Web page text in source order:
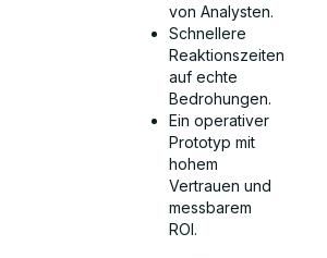
von Analysten.
Schnellere
Reaktionszeiten
auf echte
Bedrohungen.
Ein operativer
Prototyp mit
hohem
Vertrauen und
messbarem
ROI.